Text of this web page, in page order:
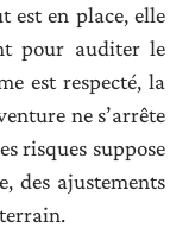
est en place, elle
pour auditer le
est respecté, la
ne s’arrête
risques suppose
des ajustements